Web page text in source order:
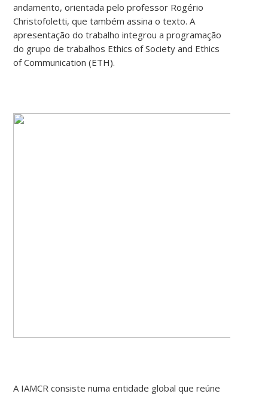
andamento, orientada pelo professor Rogério
Christofoletti, que também assina o texto. A
apresentação do trabalho integrou a programação
do grupo de trabalhos Ethics of Society and Ethics
of Communication (ETH).
A IAMCR consiste numa entidade global que reúne